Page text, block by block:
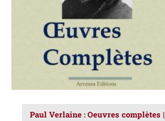
Paul Verlaine : Oeuvres complètes |